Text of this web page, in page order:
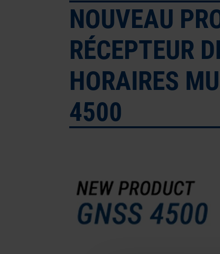
NOUVEAU
RÉCEPTEUR
HORAIRES
4500